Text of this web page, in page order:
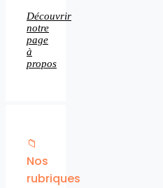
Découvrir
notre
page
à
propos
📁
Nos
rubriques